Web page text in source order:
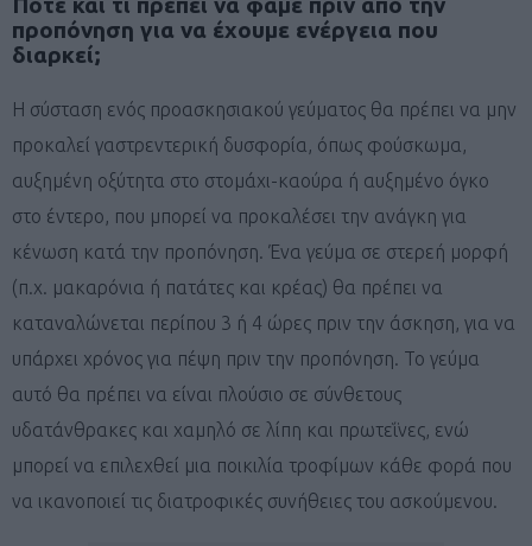
προπόνηση για να έχουμε ενέργεια που
διαρκεί;
Η σύσταση ενός προασκησιακού γεύματος θα πρέπει να μην
προκαλεί γαστρεντερική δυσφορία, όπως φούσκωμα,
αυξημένη οξύτητα στο στομάχι-καούρα ή αυξημένο όγκο
στο έντερο, που μπορεί να προκαλέσει την ανάγκη για
κένωση κατά την προπόνηση. Ένα γεύμα σε στερεή μορφή
(π.χ. μακαρόνια ή πατάτες και κρέας) θα πρέπει να
καταναλώνεται περίπου 3 ή 4 ώρες πριν την άσκηση, για να
υπάρχει χρόνος για πέψη πριν την προπόνηση. Το γεύμα
αυτό θα πρέπει να είναι πλούσιο σε σύνθετους
υδατάνθρακες και χαμηλό σε λίπη και πρωτεΐνες, ενώ
μπορεί να επιλεχθεί μια ποικιλία τροφίμων κάθε φορά που
να ικανοποιεί τις διατροφικές συνήθειες του ασκούμενου.